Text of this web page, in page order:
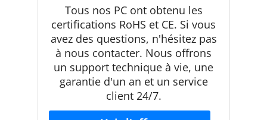
Tous nos PC ont obtenu les
certifications RoHS et CE. Si vous
avez des questions, n'hésitez pas
à nous contacter. Nous offrons
un support technique à vie, une
garantie d'un an et un service
client 24/7.